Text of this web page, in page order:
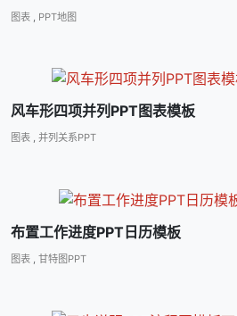
图表 PPT地图
风车形四项并列PPT图表模板
图表 , 并列关系PPT
布置工作进度PPT日历模板
图表 , 甘特图PPT